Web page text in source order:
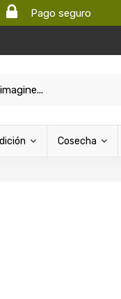
Pago seguro
Cosecha